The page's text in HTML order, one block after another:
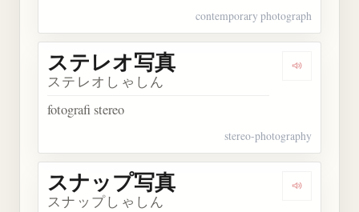
contemporary photograph
Dengarkan
ステレオ写真
ステレオしゃしん
fotografi stereo
stereo-photography
Dengarkan
スナップ写真
スナップしゃしん